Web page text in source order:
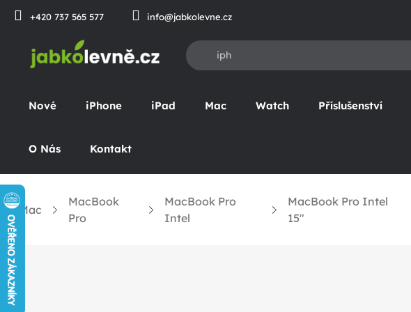
Přejít
+420 737 565 577 info@jabkolevne.cz
Nové iPhone iPad Mac Watch Příslušenství
O Nás Kontakt
Mac
MacBook
Pro
MacBook Pro
Intel
MacBook Pro Intel
15"